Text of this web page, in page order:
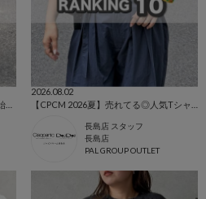
2026.08.02
長島店 スタッフ
長島店
PAL GROUP OUTLET